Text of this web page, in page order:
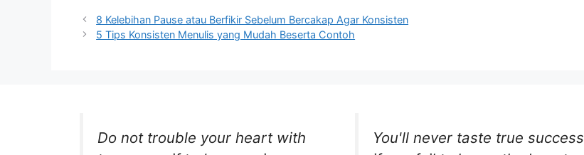
8 Kelebihan Pause atau Berfikir Sebelum Bercakap Agar Konsisten
5 Tips Konsisten Menulis yang Mudah Beserta Contoh
Do not trouble your heart with
You'll never taste true success